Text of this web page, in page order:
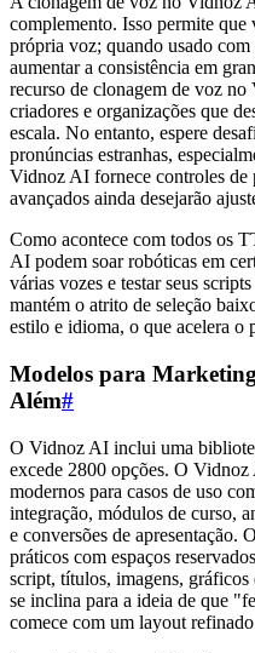
complemento. Isso permite que
própria voz; quando usado
aumentar a consistência em
recurso de clonagem de voz
criadores e organizações que
escala. No entanto, espere
pronúncias estranhas,
Vidnoz AI fornece controles de
avançados ainda desejarão
Como acontece com todos os
AI podem soar robóticas em
várias vozes e testar seus
mantém o atrito de seleção
estilo e idioma, o que acelera o
Modelos para
Além#
O Vidnoz AI inclui uma
excede 2800 opções. O Vidnoz
modernos para casos de uso
integração, módulos de curso,
e conversões de apresentação.
práticos com espaços
script, títulos, imagens,
se inclina para a ideia de que
comece com um layout